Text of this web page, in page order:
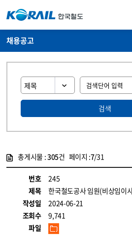
채용공고
검색
총게시물 :305건 페이지 :7/31
번호
245
제목
한국철도공사 임원(비상임이
작성일
2024-06-21
조회수
9,741
파일